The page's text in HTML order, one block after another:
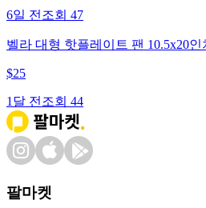
6일 전 조회 47
벨라 대형 핫플레이트 팬 10.5x20인
$25
1달 전 조회 44
팔마켓